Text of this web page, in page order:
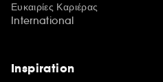
Ευκαιρίες Καριέρας
International
Inspiration